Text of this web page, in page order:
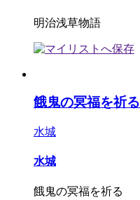
明治浅草物語
餓鬼の冥福を祈る
水城
水城
餓鬼の冥福を祈る